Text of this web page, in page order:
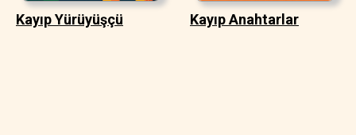
Kayıp Yürüyüşçü Kayıp Anahtarlar